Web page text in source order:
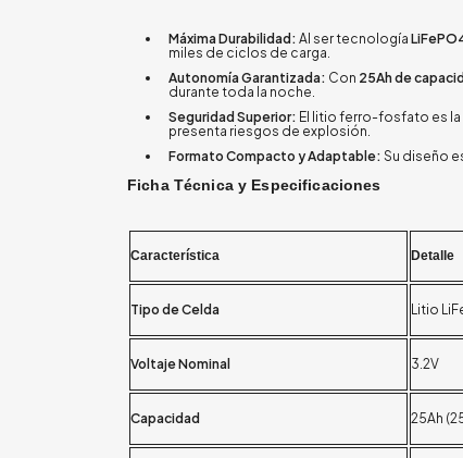
Máxima Durabilidad: Al ser tecnología
miles de ciclos de carga.
Autonomía Garantizada: Con 25Ah de
durante toda la noche.
Seguridad Superior: El litio ferro-fosfato es la
presenta riesgos de explosión.
Formato Compacto y Adaptable: Su diseño
Ficha Técnica y Especificaciones
Característica Detalle
Tipo de Celda Litio
Voltaje Nominal 3.2V
Capacidad 25Ah